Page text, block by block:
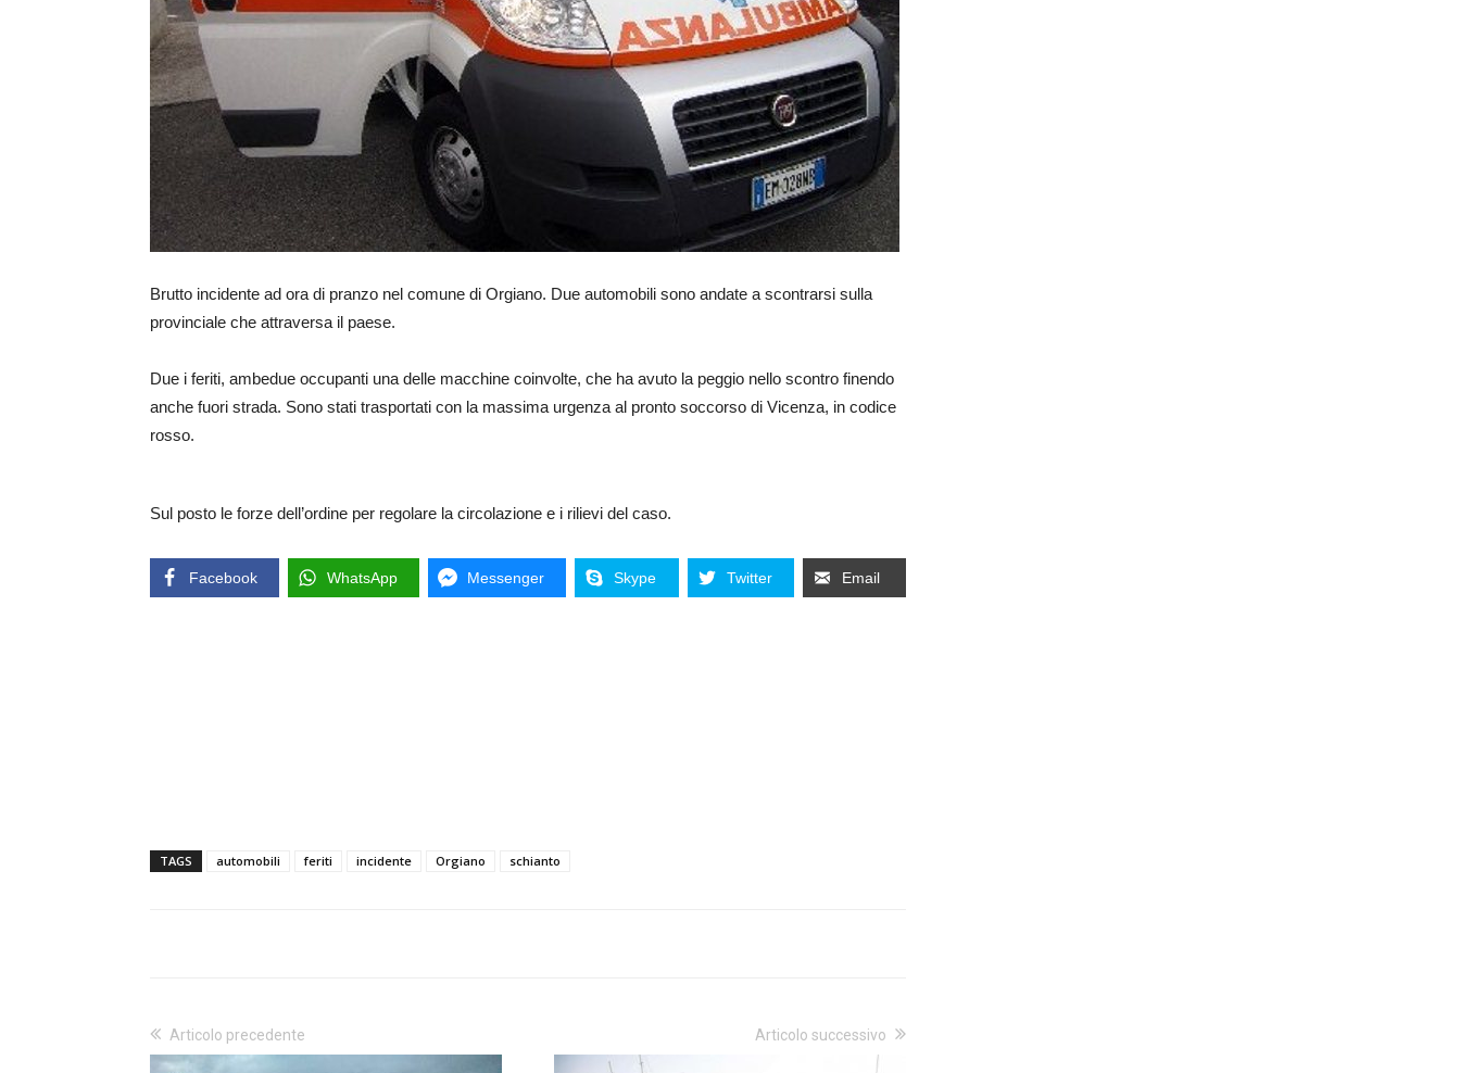
Brutto incidente ad ora di pranzo nel comune di Orgiano. Due automobili sono andate a scontrarsi sulla
provinciale che attraversa il paese.
Due i feriti, ambedue occupanti una delle macchine coinvolte, che ha avuto la peggio nello scontro finendo
anche fuori strada. Sono stati trasportati con la massima urgenza al pronto soccorso di Vicenza, in codice
rosso.
Sul posto le forze dell’ordine per regolare la circolazione e i rilievi del caso.
Facebook WhatsApp Messenger Skype Twitter Email
TAGS automobili feriti incidente Orgiano schianto
Articolo precedente Articolo successivo